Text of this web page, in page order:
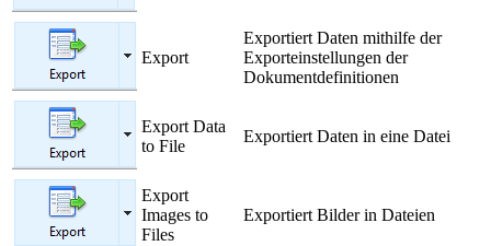
Export
Exportiert Daten mithilfe der
Exporteinstellungen der
Dokumentdefinitionen
Export Data
to File
Exportiert Daten in eine Datei
Export
Images to
Files
Exportiert Bilder in Dateien